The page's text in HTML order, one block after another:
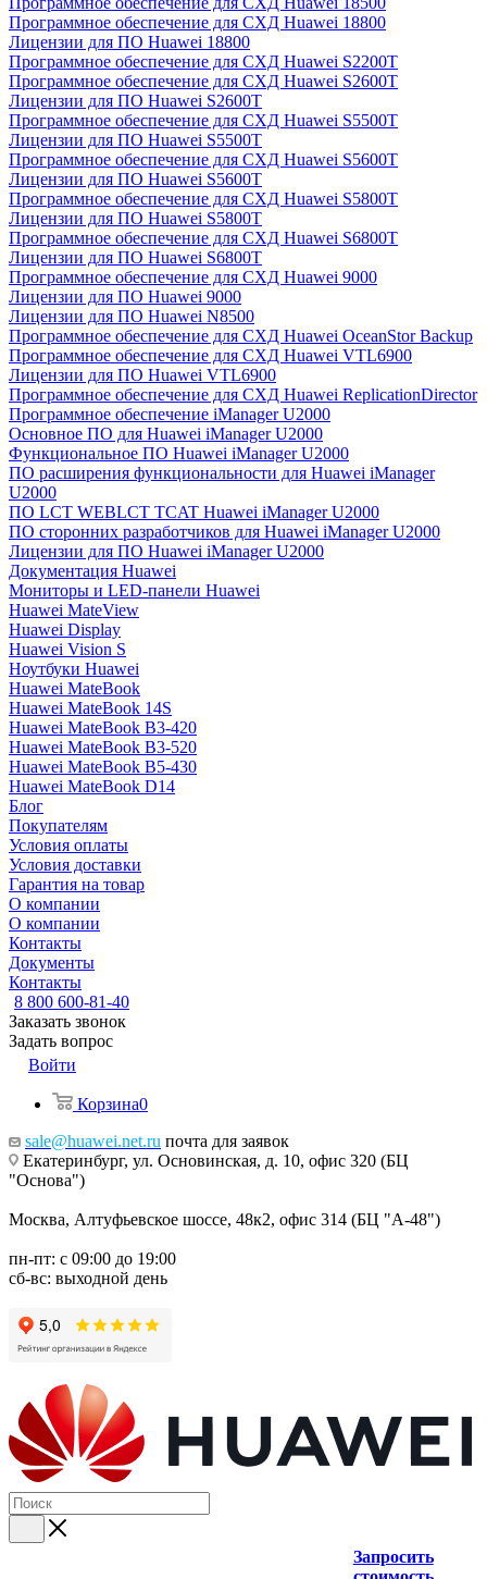
Программное обеспечение для СХД Huawei 18800
Лицензии для ПО Huawei 18800
Программное обеспечение для СХД Huawei S2200T
Программное обеспечение для СХД Huawei S2600T
Лицензии для ПО Huawei S2600T
Программное обеспечение для СХД Huawei S5500T
Лицензии для ПО Huawei S5500T
Программное обеспечение для СХД Huawei S5600T
Лицензии для ПО Huawei S5600T
Программное обеспечение для СХД Huawei S5800T
Лицензии для ПО Huawei S5800T
Программное обеспечение для СХД Huawei S6800T
Лицензии для ПО Huawei S6800T
Программное обеспечение для СХД Huawei 9000
Лицензии для ПО Huawei 9000
Лицензии для ПО Huawei N8500
Программное обеспечение для СХД Huawei OceanStor Backup
Программное обеспечение для СХД Huawei VTL6900
Лицензии для ПО Huawei VTL6900
Программное обеспечение для СХД Huawei ReplicationDirector
Программное обеспечение iManager U2000
Основное ПО для Huawei iManager U2000
Функциональное ПО Huawei iManager U2000
ПО расширения функциональности для Huawei iManager
U2000
ПО LCT WEBLCT TCAT Huawei iManager U2000
ПО сторонних разработчиков для Huawei iManager U2000
Лицензии для ПО Huawei iManager U2000
Документация Huawei
Мониторы и LED-панели Huawei
Huawei MateView
Huawei Display
Huawei Vision S
Ноутбуки Huawei
Huawei MateBook
Huawei MateBook 14S
Huawei MateBook B3-420
Huawei MateBook B3-520
Huawei MateBook B5-430
Huawei MateBook D14
Блог
Покупателям
Условия оплаты
Условия доставки
Гарантия на товар
О компании
О компании
Контакты
Документы
Контакты
8 800 600-81-40
Заказать звонок
Задать вопрос
Войти
Корзина0
sale@huawei.net.ru почта для заявок
Екатеринбург, ул. Основинская, д. 10, офис 320 (БЦ
"Основа")
Москва, Алтуфьевское шоссе, 48к2, офис 314 (БЦ "А-48")
пн-пт: с 09:00 до 19:00
сб-вс: выходной день
Запросить